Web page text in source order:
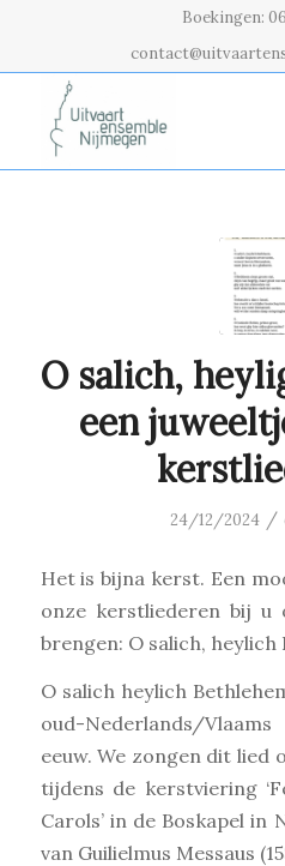
Boekingen:
O salich,
een
24/12/2024 /
Het is bijna kerst. Een
onze kerstliederen bij u
brengen: O salich, heylich
O salich heylich
oud-Nederlands/
eeuw. We zongen dit lied
tijdens de kerstviering
Carols’ in de Boskapel
van Guilielmus Messaus